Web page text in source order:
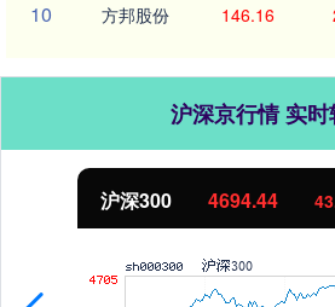
10 方邦股份 146.16
沪深京行情 实时
沪深300 4694.44